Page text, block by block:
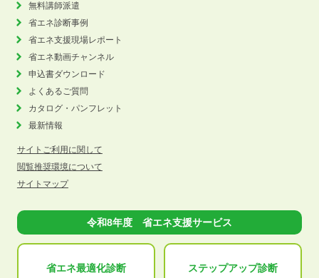
無料講師派遣
省エネ診断事例
省エネ支援現場レポート
省エネ動画チャンネル
申込書ダウンロード
よくあるご質問
カタログ・パンフレット
最新情報
サイトご利用に関して
閲覧推奨環境について
サイトマップ
令和8年度 省エネ支援サービス
省エネ最適化診断 ステップアップ診断